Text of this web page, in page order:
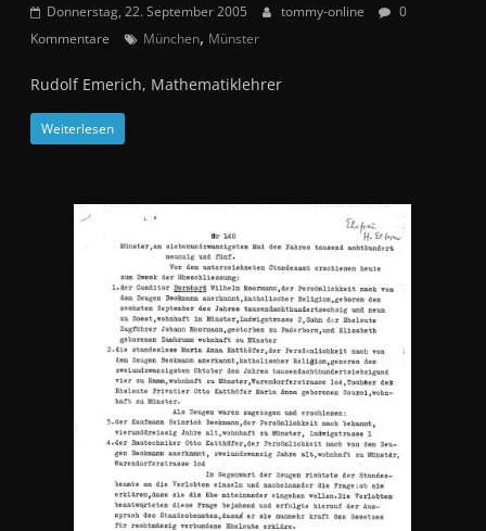
Donnerstag, 22. September 2005 tommy-online
0
Kommentare
München, Münster
Rudolf Emerich, Mathematiklehrer
Weiterlesen